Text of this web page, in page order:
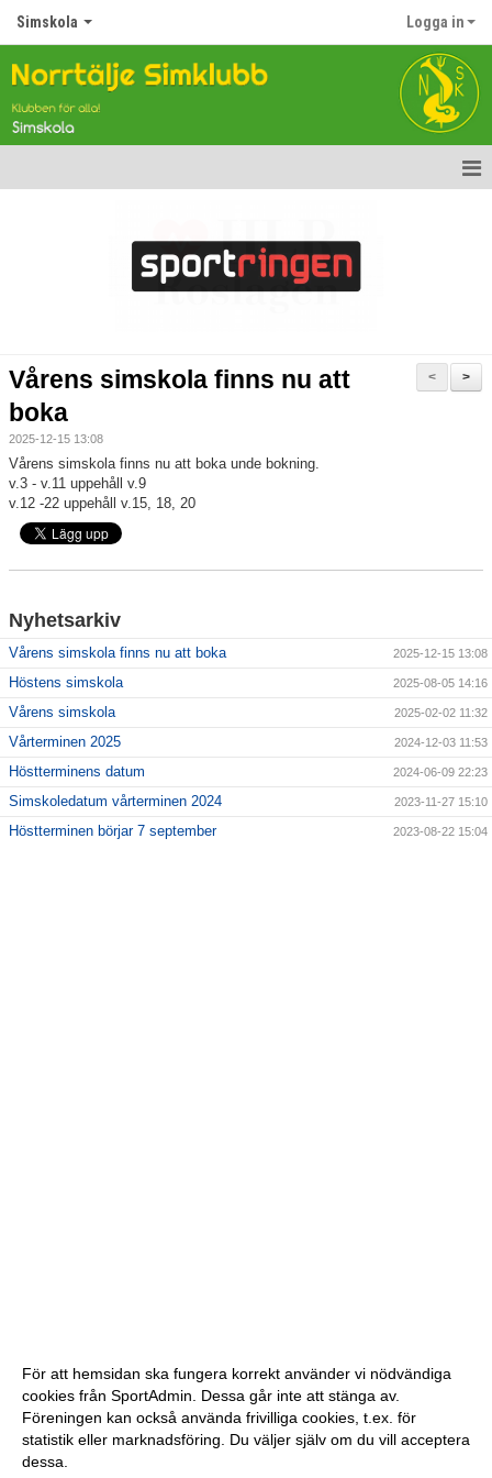
Simskola Logga in
>
<
Vårens simskola finns nu att
boka
2025-12-15 13:08
Vårens simskola finns nu att boka unde bokning.
v.3 - v.11 uppehåll v.9
v.12 -22 uppehåll v.15, 18, 20
Nyhetsarkiv
Vårens simskola finns nu att boka 2025-12-15 13:08
Höstens simskola 2025-08-05 14:16
Vårens simskola 2025-02-02 11:32
Vårterminen 2025 2024-12-03 11:53
Höstterminens datum 2024-06-09 22:23
Simskoledatum vårterminen 2024 2023-11-27 15:10
Höstterminen börjar 7 september 2023-08-22 15:04
För att hemsidan ska fungera korrekt använder vi nödvändiga
cookies från SportAdmin. Dessa går inte att stänga av.
Föreningen kan också använda frivilliga cookies, t.ex. för
statistik eller marknadsföring. Du väljer själv om du vill acceptera
dessa.